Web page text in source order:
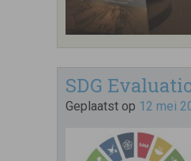
SDG
Geplaatst op 12 mei